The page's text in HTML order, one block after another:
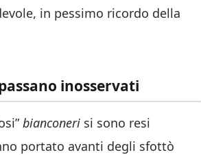
in pessimo ricordo della
inosservati
bianconeri si sono resi
portato avanti degli sfottò